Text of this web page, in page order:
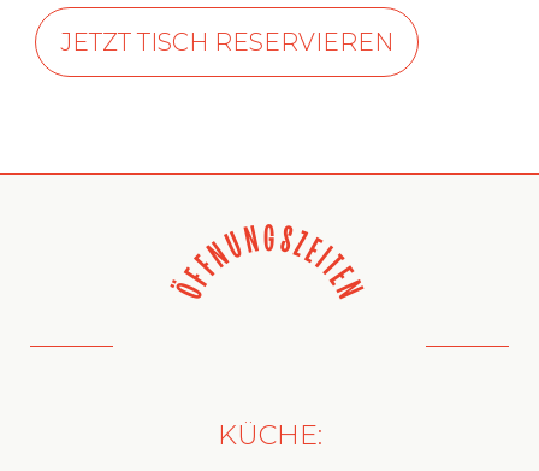
JETZT TISCH RESERVIEREN
ÖFFNUNGSZEITEN
KÜCHE: